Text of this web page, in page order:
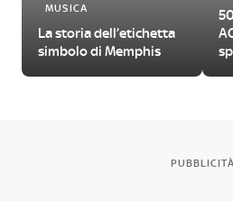
MUSICA
La storia dell’etichetta
simbolo di Memphis
PUBBLICITÀ